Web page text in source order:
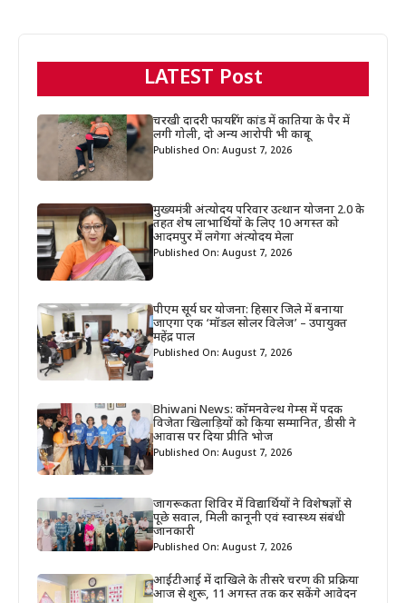
LATEST Post
चरखी दादरी फायरिंग कांड में कातिया के पैर में
लगी गोली, दो अन्य आरोपी भी काबू
Published On: August 7, 2026
मुख्यमंत्री अंत्योदय परिवार उत्थान योजना 2.0 के
तहत शेष लाभार्थियों के लिए 10 अगस्त को
आदमपुर में लगेगा अंत्योदय मेला
Published On: August 7, 2026
पीएम सूर्य घर योजना: हिसार जिले में बनाया
जाएगा एक ‘मॉडल सोलर विलेज’ – उपायुक्त
महेंद्र पाल
Published On: August 7, 2026
Bhiwani News: कॉमनवेल्थ गेम्स में पदक
विजेता खिलाड़ियों को किया सम्मानित, डीसी ने
आवास पर दिया प्रीति भोज
Published On: August 7, 2026
जागरूकता शिविर में विद्यार्थियों ने विशेषज्ञों से
पूछे सवाल, मिली कानूनी एवं स्वास्थ्य संबंधी
जानकारी
Published On: August 7, 2026
आईटीआई में दाखिले के तीसरे चरण की प्रक्रिया
आज से शुरू, 11 अगस्त तक कर सकेंगे आवेदन